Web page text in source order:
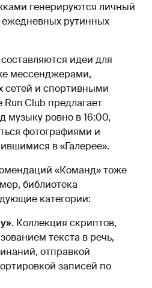
генерируются личный
рутинных
идеи для
мессенджерами,
сетей и спортивными
Club предлагает
музыку ровно в 16:00,
фотографиями и
в «Галерее».
«Команд» тоже
библиотека
категории:
. Коллекция скриптов,
текста в речь,
отправкой
записей по